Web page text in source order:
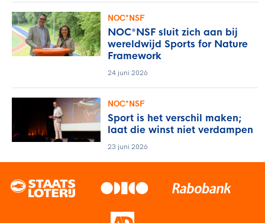
NOC*NSF
NOC*NSF sluit zich aan bij
wereldwijd Sports for Nature
Framework
24 juni 2026
NOC*NSF
Sport is het verschil maken;
laat die winst niet verdampen
23 juni 2026